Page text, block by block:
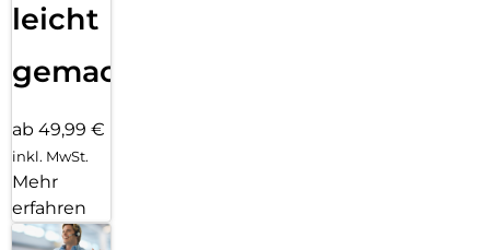
leicht
gemacht!
ab 49,99 €
inkl. MwSt.
Mehr
erfahren